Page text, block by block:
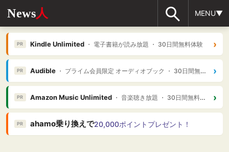
News人 MENU▼
PR Kindle Unlimited・ 電子書籍が読み放題 ・ 30日間無料体験 ›
PR Audible・ プライム会員限定 オーディオブック ・ 30日間無料体験 ›
PR Amazon Music Unlimited・ 音楽聴き放題 ・ 30日間無料体験 ›
PR ahamo乗り換えで20,000ポイントプレゼント！